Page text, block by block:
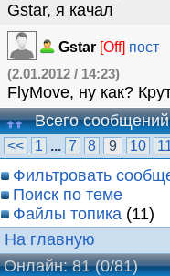
Gstar, я качал
Gstar [Off] пост
(2.01.2012 / 14:23)
FlyMove, ну как?
Всего
<< 1 ... 7 8 9 10
Фильтровать
Поиск по теме
Файлы топика (11)
На главную
Онлайн: 81(0/81)